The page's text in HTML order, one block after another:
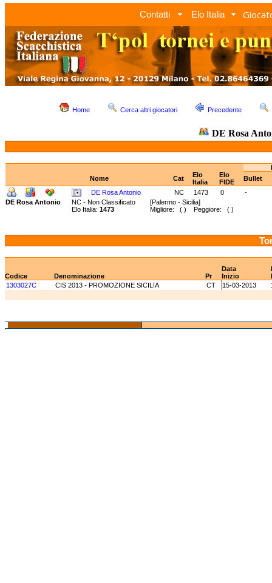
Contatti Elo Italia
Home Cerca altri giocatori Precedente
DE Rosa
Nome
Cat
Elo
Italia
Elo
FIDE
Bullet
DE Rosa Antonio
NC 1473 0
-
DE Rosa Antonio
NC - Non Classificato [Palermo - Sicilia]
Elo Italia: 1473 Migliore: ( ) Peggiore: ( )
Data
Codice
Denominazione Pr Inizio
1303027C
CIS 2013 - PROMOZIONE SICILIA CT 15-03-2013